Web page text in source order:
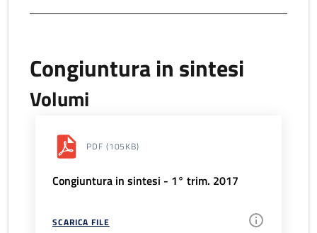
Congiuntura in sintesi
Volumi
PDF (105KB)
Congiuntura in sintesi - 1° trim. 2017
SCARICA FILE